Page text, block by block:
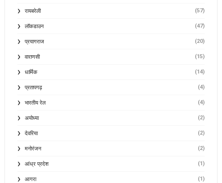
रायबरेली (57)
लॉकडाउन (47)
प्रयागराज (20)
वाराणसी (15)
धार्मिक (14)
प्रतापगढ़ (4)
भारतीय रेल (4)
अयोध्या (2)
देवरिया (2)
मनोरंजन (2)
आंध्र प्रदेश (1)
आगरा (1)